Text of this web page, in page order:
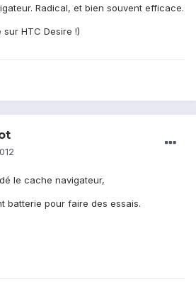
Radical, et bien souvent efficace.
HTC Desire !)
le cache navigateur,
batterie pour faire des essais.